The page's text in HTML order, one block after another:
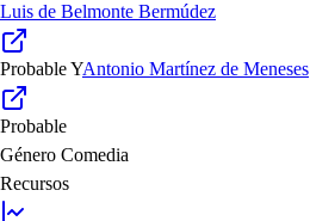
Luis de Belmonte Bermúdez
ProbableYAntonio Martínez de Meneses
Probable
Género Comedia
Recursos